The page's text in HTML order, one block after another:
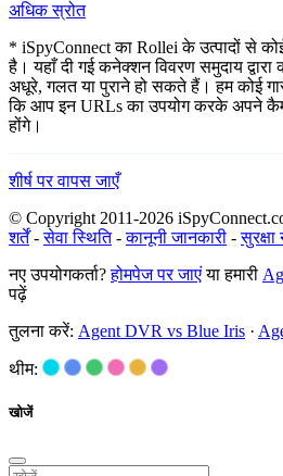
अधिक स्रोत
* iSpyConnect का Rollei के उत्पादों से
है। यहाँ दी गई कनेक्शन विवरण समुदाय
अधूरे, गलत या पुराने हो सकते हैं। हम कोई
कि आप इन URLs का उपयोग करके अपने
होंगे।
शीर्ष पर वापस जाएँ
© Copyright 2011-2026
शर्तें-सेवा स्थिति-कानूनी जानकारी -सुरक्षा
नए उपयोगकर्ता?होमपेज पर जाएंया हमारी
पढ़ें
तुलना करें: Agent DVR vs Blue Iris ·
थीम:
खोजें